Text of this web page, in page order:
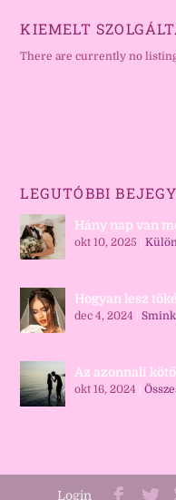
KIEMELT
There are currently no
LEGUTÓBBI
Hány nap van
okt 10, 2025 |
Hogyan lesz
dec 4, 2024 |
Az azonnali
okt 16, 2024 |
Login